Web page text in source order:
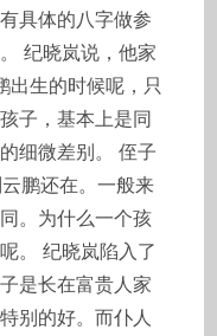
具体的八字做参
纪晓岚说，他家
出生的时候呢，只
子，基本上是同
细微差别。 侄子
鹏还在。一般来
。为什么一个孩
。 纪晓岚陷入了
是长在富贵人家
别的好。而仆人